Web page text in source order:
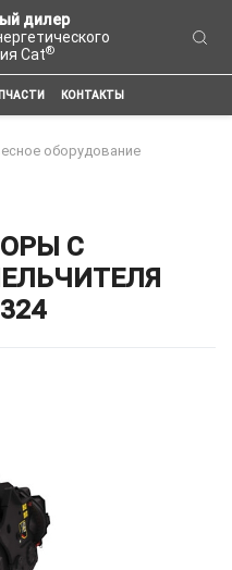
дилер
Cat®
КОНТАКТЫ
оборудование
С